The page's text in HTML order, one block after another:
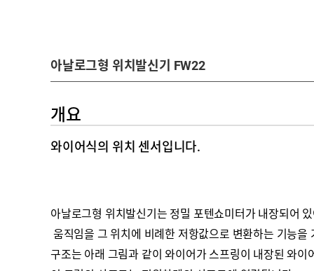
아날로그형 위치발신기 FW22
개요
와이어식의 위치 센서입니다.
아날로그형 위치발신기는 정밀 포텐쇼미터가 내장되어
움직임을 그 위치에 비례한 저항값으로 변환하는 기능을
구조는 아래 그림과 같이 와이어가 스프링이 내장된 와이